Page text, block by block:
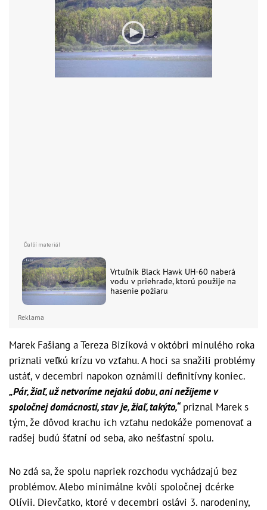
Vrtuľník Black Hawk UH-60 naberá
vodu v priehrade, ktorú použije na
hasenie požiaru
Reklama
Marek Fašiang a Tereza Bizíková v októbri minulého roka
priznali veľkú krízu vo vzťahu. A hoci sa snažili problémy
ustáť, v decembri napokon oznámili definitívny koniec.
„Pár, žiaľ, už netvoríme nejakú dobu, ani nežijeme v
spoločnej domácnosti, stav je, žiaľ, takýto,“priznal Marek s
tým, že dôvod krachu ich vzťahu nedokáže pomenovať a
radšej budú šťatní od seba, ako nešťastní spolu.
No zdá sa, že spolu napriek rozchodu vychádzajú bez
problémov. Alebo minimálne kvôli spoločnej dcérke
Olívii. Dievčatko, ktoré v decembri oslávi 3. narodeniny,